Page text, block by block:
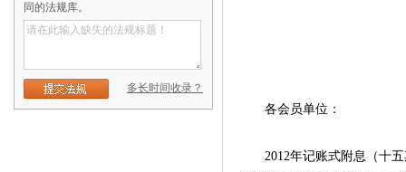
同的法规库。
多长时间收录？
各会员单位：
2012年记账式附息（十五